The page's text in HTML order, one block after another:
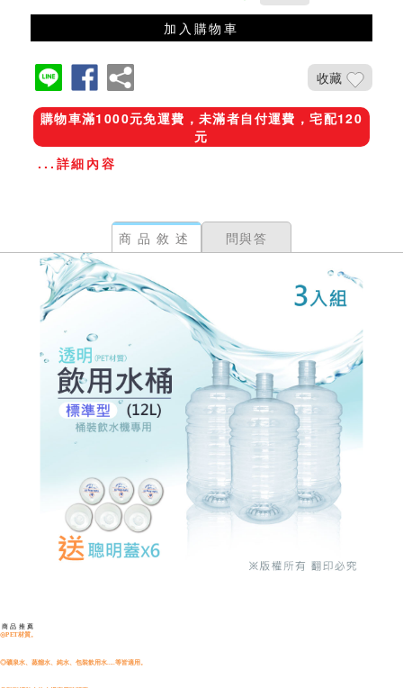
加入購物車
收藏
購物車滿1000元免運費，未滿者自付運費，宅配120
元
...詳細內容
商品敘述 問與答